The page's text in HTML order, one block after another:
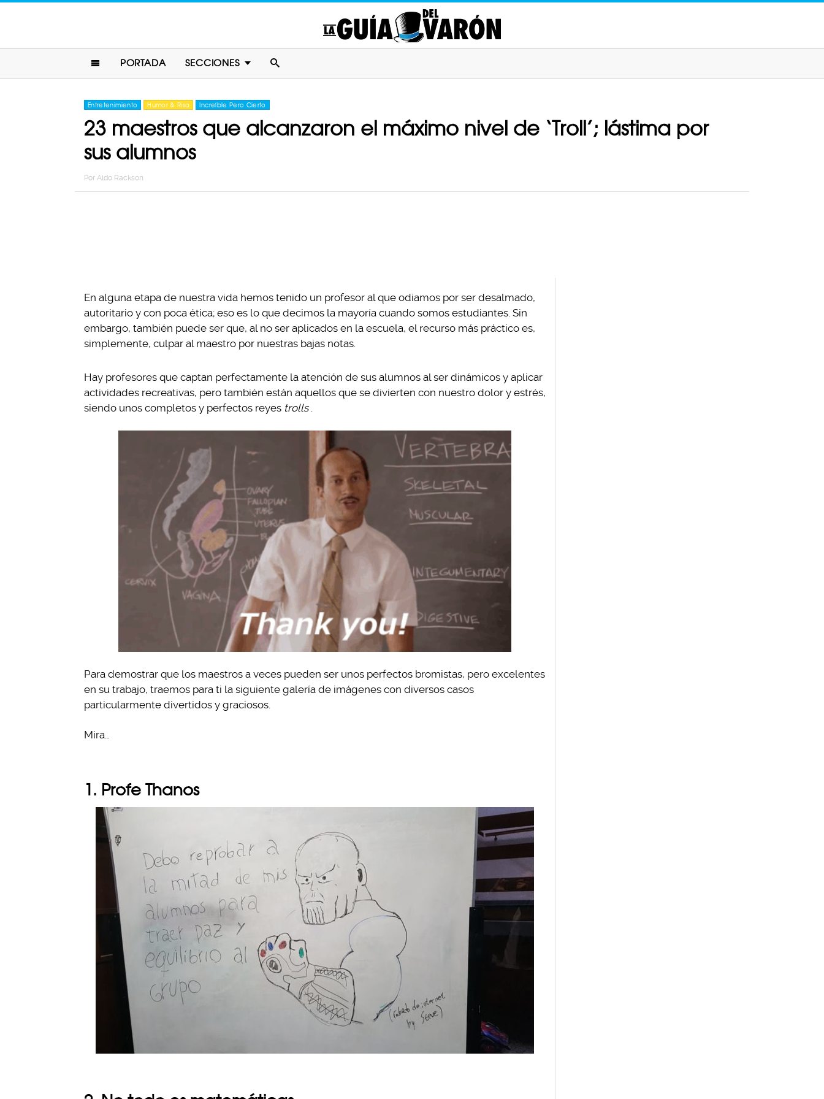
PORTADA SECCIONES
Entretenimiento Humor & Risa Increíble Pero Cierto
23 maestros que alcanzaron el máximo nivel de ‘Troll’; lástima por
sus alumnos
Por Aldo Rackson
En alguna etapa de nuestra vida hemos tenido un profesor al que odiamos por ser desalmado,
autoritario y con poca ética; eso es lo que decimos la mayoría cuando somos estudiantes. Sin
embargo, también puede ser que, al no ser aplicados en la escuela, el recurso más práctico es,
simplemente, culpar al maestro por nuestras bajas notas.
Hay profesores que captan perfectamente la atención de sus alumnos al ser dinámicos y aplicar
actividades recreativas, pero también están aquellos que se divierten con nuestro dolor y estrés,
siendo unos completos y perfectos reyes trolls .
Para demostrar que los maestros a veces pueden ser unos perfectos bromistas, pero excelentes
en su trabajo, traemos para ti la siguiente galería de imágenes con diversos casos
particularmente divertidos y graciosos.
Mira…
1. Profe Thanos